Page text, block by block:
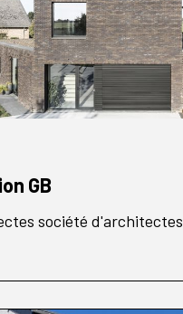
GB
société d'architectes